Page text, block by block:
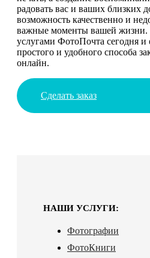
радовать вас и ваших близких
возможность качественно и
важные моменты вашей жизни.
услугами ФотоПочта сегодня
простого и удобного способа
онлайн.
Сделать заказ
НАШИ УСЛУГИ:
Фотографии
ФотоКниги